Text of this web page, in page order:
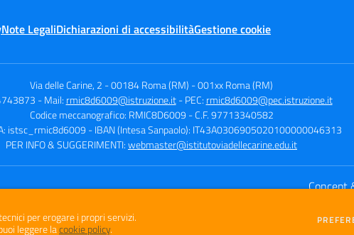
Note LegaliDichiarazioni di accessibilitàGestione cookie
Via delle Carine, 2 - 00184 Roma (RM) -001xx Roma (RM)
- Mail: rmic8d6009@istruzione.it - PEC: rmic8d6009@pec.istruzione.it
Codice meccanografico: RMIC8D6009 - C.F. 97713340582
istsc_rmic8d6009 - IBAN (Intesa Sanpaolo): IT43A0306905020100000046313
PER INFO & SUGGERIMENTI:webmaster@istitutoviadellecarine.edu.it
Concept
per erogare i propri servizi.
leggere lacookie policy.